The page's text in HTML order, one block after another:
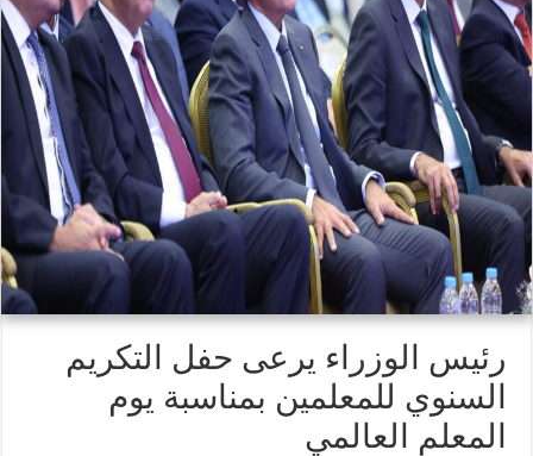
رئيس الوزراء يرعى حفل التكريم
السنوي للمعلمين بمناسبة يوم
المعلم العالمي